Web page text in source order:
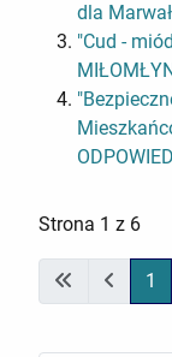
dla
"Cud -
Strona 1 z 6
1